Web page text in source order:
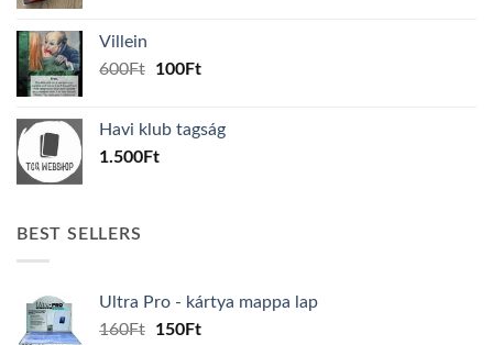
Villein
600Ft
Original
600Ft.
100FtCurrent
100Ft.
Havi klub tagság
1.500Ft
BEST SELLERS
Ultra Pro - kártya mappa lap
160Ft
Original
150FtCurrent